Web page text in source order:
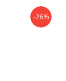
-26%